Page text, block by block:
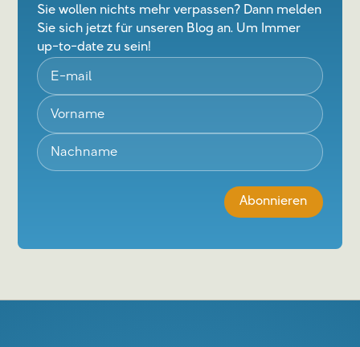
Sie wollen nichts mehr verpassen? Dann melden
Sie sich jetzt für unseren Blog an. Um Immer
up-to-date zu sein!